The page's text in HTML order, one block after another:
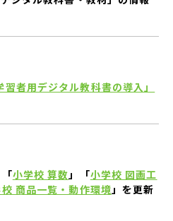
者用デジタル教科書の導入」
小学校 算数」「小学校 図画工
商品一覧・動作環境」を更新